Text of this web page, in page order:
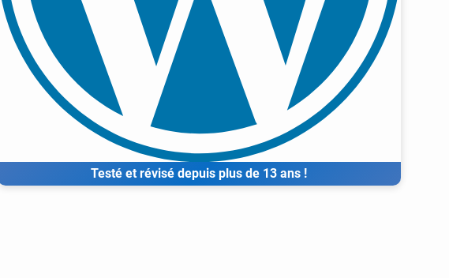
Testé et révisé depuis plus de 13 ans !